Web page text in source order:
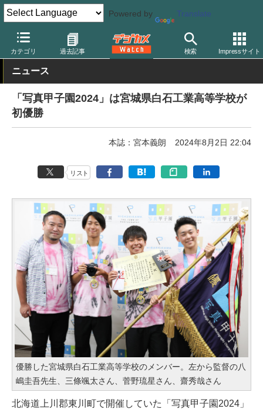
Powered by Translate
カテゴリ 過去記事 検索 Impressサイト
デジカメ Watch 業界動向 企業
ニュース
「写真甲子園2024」は宮城県白石工業高等学校が
初優勝
本誌：宮本義朗 2024年8月2日 22:04
リスト
優勝した宮城県白石工業高等学校のメンバー。左から監督の八
嶋圭吾先生、三條颯太さん、菅野琉星さん、齋秀哉さん
北海道上川郡東川町で開催していた「写真甲子園2024」